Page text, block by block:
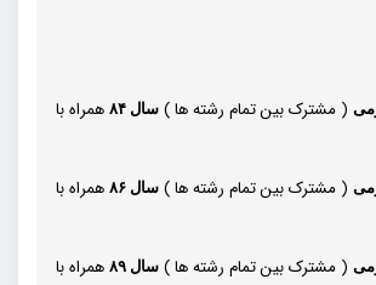
( مشترک بین تمام رشته ها ) سال ۸۴
همراه با
( مشترک بین تمام رشته ها ) سال ۸۶
همراه با
( مشترک بین تمام رشته ها ) سال ۸۹
همراه با